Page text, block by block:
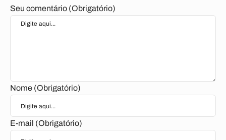
Seu comentário (Obrigatório)
Nome (Obrigatório)
E-mail (Obrigatório)